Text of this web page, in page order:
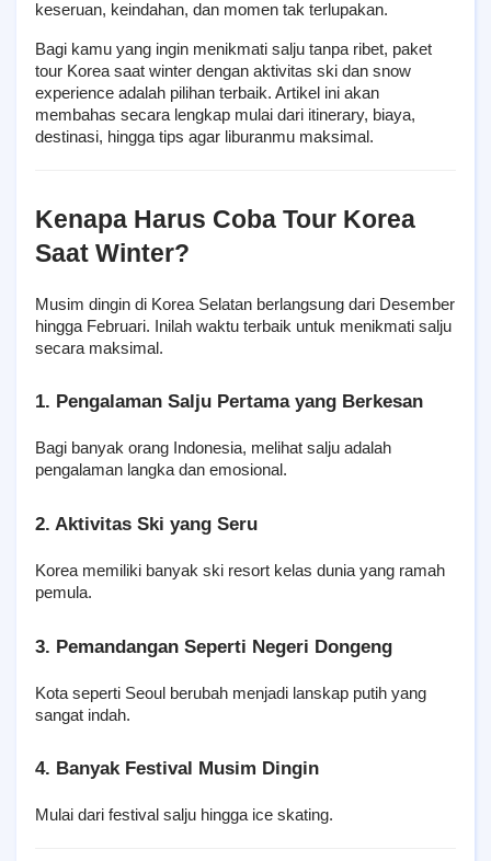
keseruan, keindahan, dan momen tak terlupakan.
Bagi kamu yang ingin menikmati salju tanpa ribet, paket
tour Korea saat winter dengan aktivitas ski dan snow
experience adalah pilihan terbaik. Artikel ini akan
membahas secara lengkap mulai dari itinerary, biaya,
destinasi, hingga tips agar liburanmu maksimal.
Kenapa Harus Coba Tour Korea
Saat Winter?
Musim dingin di Korea Selatan berlangsung dari Desember
hingga Februari. Inilah waktu terbaik untuk menikmati salju
secara maksimal.
1. Pengalaman Salju Pertama yang Berkesan
Bagi banyak orang Indonesia, melihat salju adalah
pengalaman langka dan emosional.
2. Aktivitas Ski yang Seru
Korea memiliki banyak ski resort kelas dunia yang ramah
pemula.
3. Pemandangan Seperti Negeri Dongeng
Kota seperti Seoul berubah menjadi lanskap putih yang
sangat indah.
4. Banyak Festival Musim Dingin
Mulai dari festival salju hingga ice skating.